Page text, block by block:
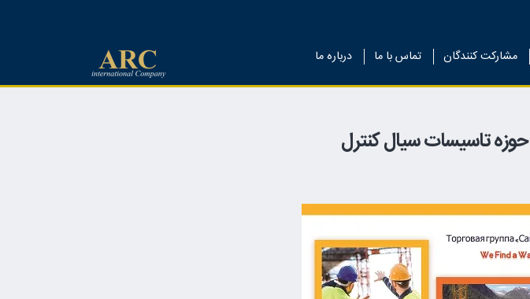
مشارکت کنندگان تماس با ما درباره ما
حوزه تاسیسات سیال کنترل